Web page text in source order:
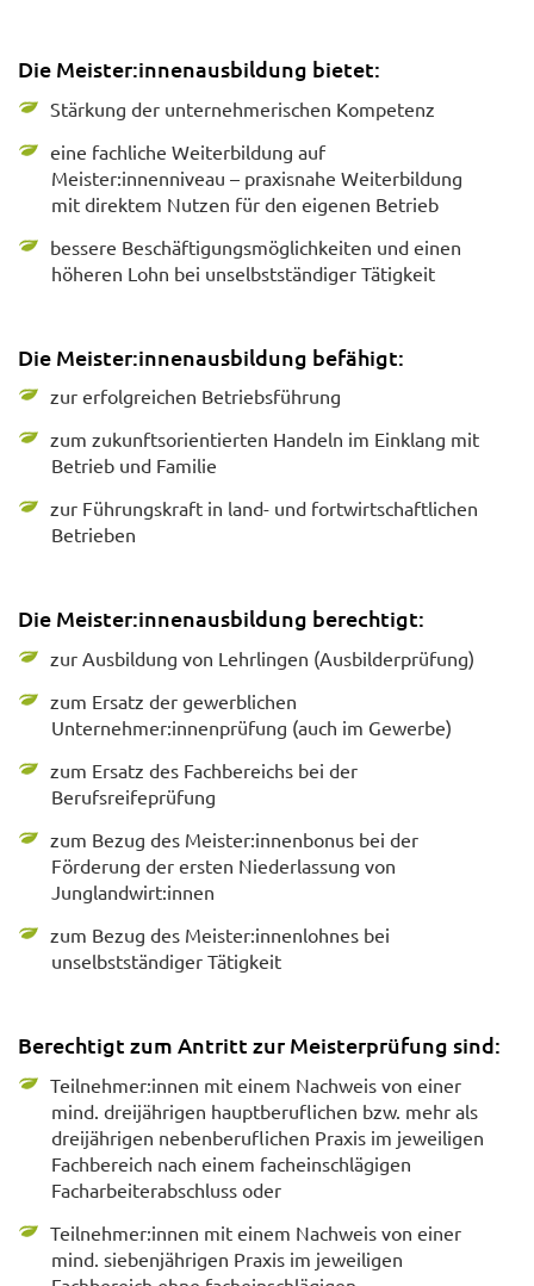
Die Meister:innenausbildung bietet:
Stärkung der unternehmerischen Kompetenz
eine fachliche Weiterbildung auf
Meister:innenniveau – praxisnahe Weiterbildung
mit direktem Nutzen für den eigenen Betrieb
bessere Beschäftigungsmöglichkeiten und einen
höheren Lohn bei unselbstständiger Tätigkeit
Die Meister:innenausbildung befähigt:
zur erfolgreichen Betriebsführung
zum zukunftsorientierten Handeln im Einklang mit
Betrieb und Familie
zur Führungskraft in land- und fortwirtschaftlichen
Betrieben
Die Meister:innenausbildung berechtigt:
zur Ausbildung von Lehrlingen (Ausbilderprüfung)
zum Ersatz der gewerblichen
Unternehmer:innenprüfung (auch im Gewerbe)
zum Ersatz des Fachbereichs bei der
Berufsreifeprüfung
zum Bezug des Meister:innenbonus bei der
Förderung der ersten Niederlassung von
Junglandwirt:innen
zum Bezug des Meister:innenlohnes bei
unselbstständiger Tätigkeit
Berechtigt zum Antritt zur Meisterprüfung sind:
Teilnehmer:innen mit einem Nachweis von einer
mind. dreijährigen hauptberuflichen bzw. mehr als
dreijährigen nebenberuflichen Praxis im jeweiligen
Fachbereich nach einem facheinschlägigen
Facharbeiterabschluss oder
Teilnehmer:innen mit einem Nachweis von einer
mind. siebenjährigen Praxis im jeweiligen